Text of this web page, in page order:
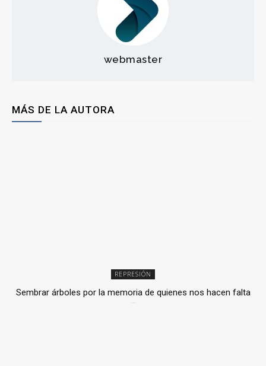
webmaster
MÁS DE LA AUTORA
REPRESIÓN
Sembrar árboles por la memoria de quienes nos hacen falta